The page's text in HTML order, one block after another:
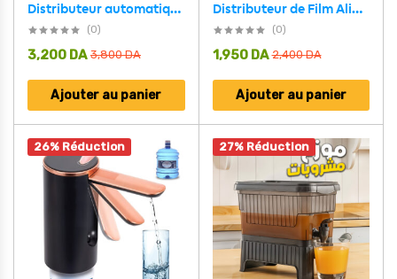
Distributeur automatique de savon 600 ml avec capteur infrarouge – موزع صابون أوتوماتيكي
(0)
3,800DA
3,200 DA
Ajouter au panier
Distributeur de Film Alimentaire Étirable en Cuisine – موزع ورق في المطبخ
(0)
2,400DA
1,950 DA
Ajouter au panier
26% Réduction 27% Réduction